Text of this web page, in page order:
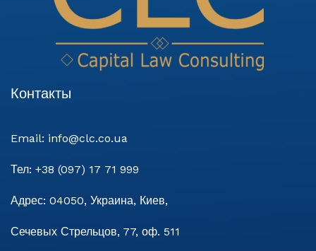
Контакты
Email: info@clc.co.ua
Тел: +38 (097) 17 71 999
Адрес: 04050, Украина, Киев,
Сечевых Стрельцов, 77, оф. 511